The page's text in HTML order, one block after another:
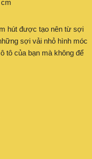
hút được tạo nên từ sợi
sợi vải nhỏ hình móc
tô của bạn mà không để